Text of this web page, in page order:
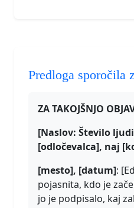
Predloga sporočila
ZA TAKOJŠNJO
[Naslov: Število
[odločevalca], naj
[mesto], [datum]:
pojasnita, kdo je
jo je podpisalo, kaj